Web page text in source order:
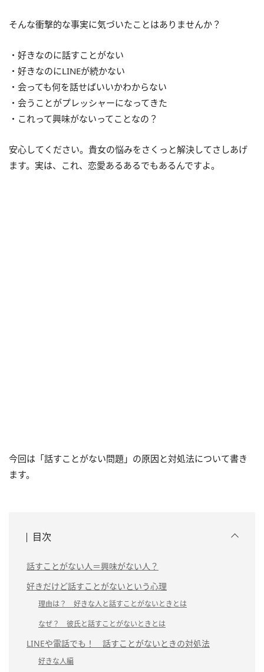
そんな衝撃的な事実に気づいたことはありませんか？
・好きなのに話すことがない
・好きなのにLINEが続かない
・会っても何を話せばいいかわからない
・会うことがプレッシャーになってきた
・これって興味がないってことなの？
安心してください。貴女の悩みをさくっと解決してさしあげ
ます。実は、これ、恋愛あるあるでもあるんですよ。
今回は「話すことがない問題」の原因と対処法について書き
ます。
目次
話すことがない人＝興味がない人？
好きだけど話すことがないという心理
理由は？ 好きな人と話すことがないときとは
なぜ？ 彼氏と話すことがないときとは
LINEや電話でも！ 話すことがないときの対処法
好きな人編